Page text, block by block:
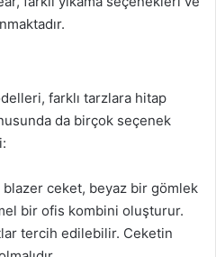
farklı tarzlara hitap
da birçok seçenek
blazer ceket, beyaz bir gömlek
bir ofis kombini oluşturur.
tercih edilebilir. Ceketin